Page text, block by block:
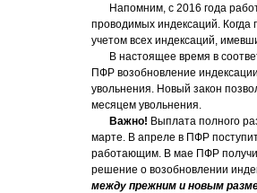
Напомним, с 2016 года
проводимых индексаций. Когда
учетом всех индексаций,
В настоящее время в
ПФР возобновление
увольнения. Новый закон
месяцем увольнения.
Важно! Выплата полного
марте. В апреле в ПФР
работающим. В мае ПФР
решение о возобновлении
между прежним и новым